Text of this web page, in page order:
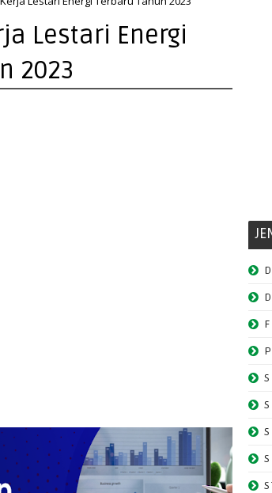
Lestari Energi
2023